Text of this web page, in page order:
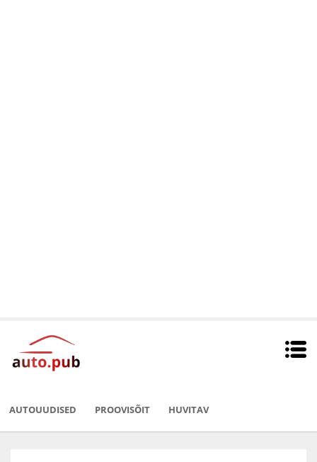
AUTOUUDISED PROOVISÕIT HUVITAV